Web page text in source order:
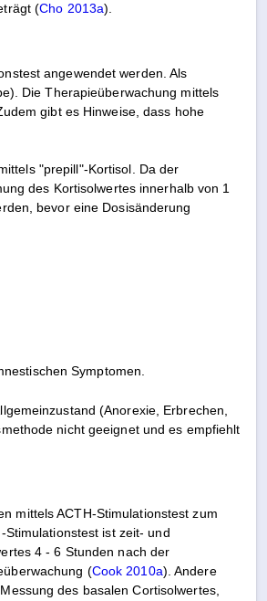
(Cho 2013a).
angewendet werden. Als
Die Therapieüberwachung mittels
gibt es Hinweise, dass hohe
"prepill"-Kortisol. Da der
des Kortisolwertes innerhalb von 1
bevor eine Dosisänderung
Symptomen.
(Anorexie, Erbrechen,
nicht geeignet und es empfiehlt
mittels ACTH-Stimulationstest zum
Stimulationstest ist zeit- und
4 - 6 Stunden nach der
(Cook 2010a). Andere
des basalen Cortisolwertes,